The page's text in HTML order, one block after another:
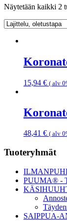
Näytetään kaikki 2
15,94 € ( alv
48,41 € ( alv
Ensisijainen
sivupalkki
Tuoteryhmät
PUUMA® -
SAIPPUA-